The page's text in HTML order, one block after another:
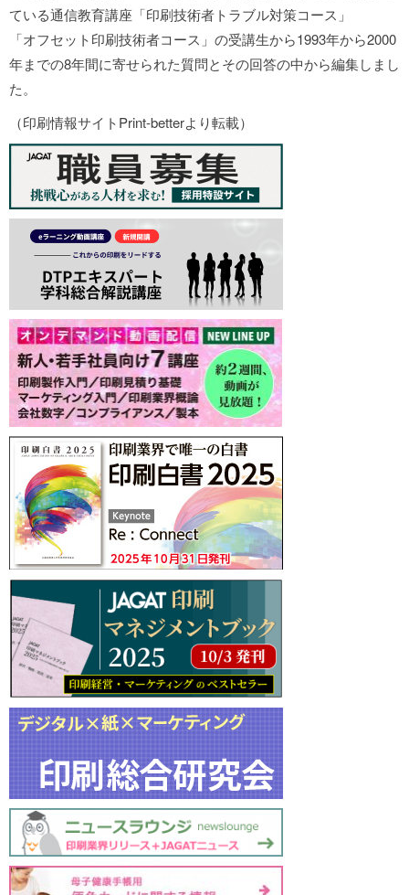
ている通信教育講座「印刷技術者トラブル対策コース」
「オフセット印刷技術者コース」の受講生から1993年から2000
年までの8年間に寄せられた質問とその回答の中から編集しまし
た。
（印刷情報サイトPrint-betterより転載）